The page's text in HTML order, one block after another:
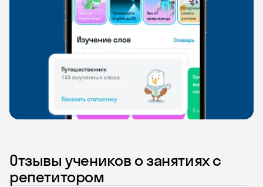
Отзывы учеников о занятиях с
репетитором